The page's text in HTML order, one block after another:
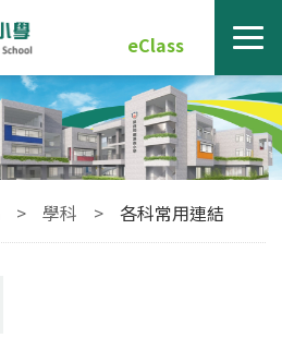
eClass
> 學科 > 各科常用連結